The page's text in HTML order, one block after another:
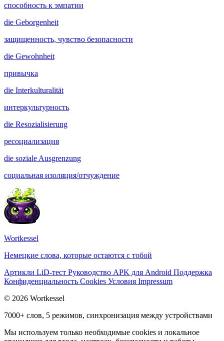
способность к эмпатии
die Geborgenheit
защищенность, чувство безопасности
die Gewohnheit
привычка
die Interkulturalität
интеркультурность
die Resozialisierung
ресоциализация
die soziale Ausgrenzung
социальная изоляция/отчуждение
Wortkessel
Немецкие слова, которые остаются с тобой
Артикли LiD-тест Руководство APK для Android Поддержка
Конфиденциальность Cookies Условия Impressum
© 2026 Wortkessel
7000+ слов, 5 режимов, синхронизация между устройствами
Мы используем только необходимые cookies и локальное